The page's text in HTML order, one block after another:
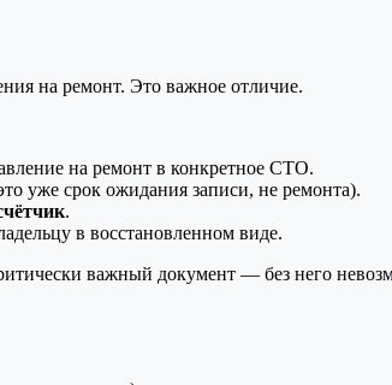
на ремонт. Это важное отличие.
на ремонт в конкретное СТО.
уже срок ожидания записи, не ремонта).
.
в восстановленном виде.
важный документ — без него